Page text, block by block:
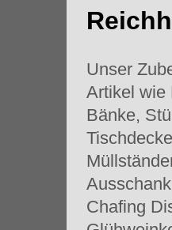
Unser
Artikel wie
Bänke,
Chafing